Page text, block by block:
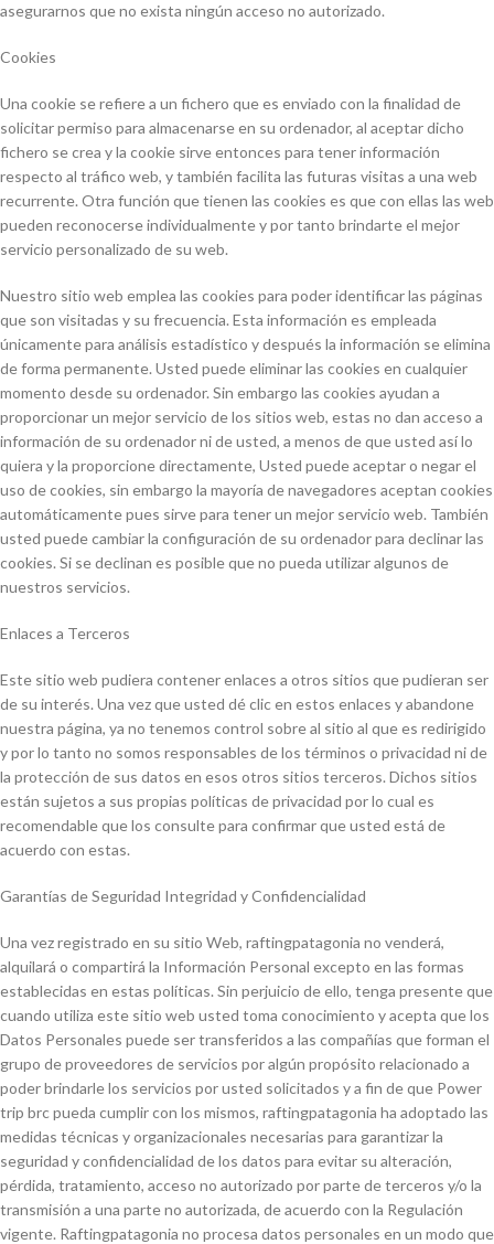
asegurarnos que no exista ningún acceso no autorizado.
Cookies
Una cookie se refiere a un fichero que es enviado con la finalidad de
solicitar permiso para almacenarse en su ordenador, al aceptar dicho
fichero se crea y la cookie sirve entonces para tener información
respecto al tráfico web, y también facilita las futuras visitas a una web
recurrente. Otra función que tienen las cookies es que con ellas las web
pueden reconocerse individualmente y por tanto brindarte el mejor
servicio personalizado de su web.
Nuestro sitio web emplea las cookies para poder identificar las páginas
que son visitadas y su frecuencia. Esta información es empleada
únicamente para análisis estadístico y después la información se elimina
de forma permanente. Usted puede eliminar las cookies en cualquier
momento desde su ordenador. Sin embargo las cookies ayudan a
proporcionar un mejor servicio de los sitios web, estas no dan acceso a
información de su ordenador ni de usted, a menos de que usted así lo
quiera y la proporcione directamente, Usted puede aceptar o negar el
uso de cookies, sin embargo la mayoría de navegadores aceptan cookies
automáticamente pues sirve para tener un mejor servicio web. También
usted puede cambiar la configuración de su ordenador para declinar las
cookies. Si se declinan es posible que no pueda utilizar algunos de
nuestros servicios.
Enlaces a Terceros
Este sitio web pudiera contener enlaces a otros sitios que pudieran ser
de su interés. Una vez que usted dé clic en estos enlaces y abandone
nuestra página, ya no tenemos control sobre al sitio al que es redirigido
y por lo tanto no somos responsables de los términos o privacidad ni de
la protección de sus datos en esos otros sitios terceros. Dichos sitios
están sujetos a sus propias políticas de privacidad por lo cual es
recomendable que los consulte para confirmar que usted está de
acuerdo con estas.
Garantías de Seguridad Integridad y Confidencialidad
Una vez registrado en su sitio Web, raftingpatagonia no venderá,
alquilará o compartirá la Información Personal excepto en las formas
establecidas en estas políticas. Sin perjuicio de ello, tenga presente que
cuando utiliza este sitio web usted toma conocimiento y acepta que los
Datos Personales puede ser transferidos a las compañías que forman el
grupo de proveedores de servicios por algún propósito relacionado a
poder brindarle los servicios por usted solicitados y a fin de que Power
trip brc pueda cumplir con los mismos, raftingpatagonia ha adoptado las
medidas técnicas y organizacionales necesarias para garantizar la
seguridad y confidencialidad de los datos para evitar su alteración,
pérdida, tratamiento, acceso no autorizado por parte de terceros y/o la
transmisión a una parte no autorizada, de acuerdo con la Regulación
vigente. Raftingpatagonia no procesa datos personales en un modo que